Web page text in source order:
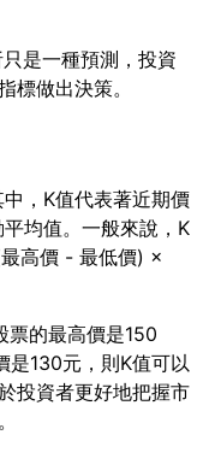
是一種預測，投資
，K值代表著近期價
均值。一般來說，K
高價 - 最低價) ×
票的最高價是150
是130元，則K值可以
投資者更好地把握市